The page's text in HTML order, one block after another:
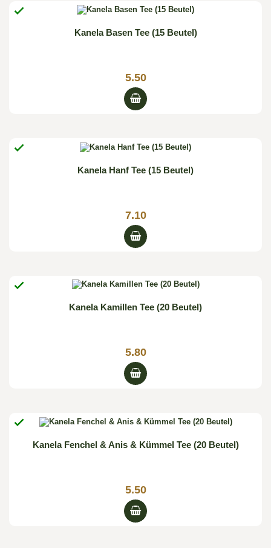

Kanela Basen Tee (15 Beutel)
5.50

Kanela Hanf Tee (15 Beutel)
7.10

Kanela Kamillen Tee (20 Beutel)
5.80

Kanela Fenchel & Anis & Kümmel Tee (20 Beutel)
5.50